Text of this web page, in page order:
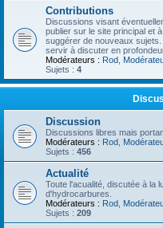
Contributions
Discussions visant
publier sur le site principal et
suggérer de nouveaux
servir à discuter en
Modérateurs : Rod
Sujets : 4
Discussion
Discussions libres mais
Modérateurs : Rod
Sujets : 456
Actualité
Toute l'acualité, discutée à la
d'hydrocarbures.
Modérateurs : Rod
Sujets : 209